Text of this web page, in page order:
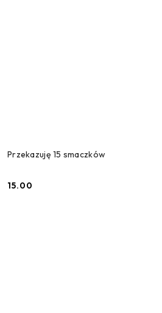
Przekazuję 15 smaczków
Cena:
15.00